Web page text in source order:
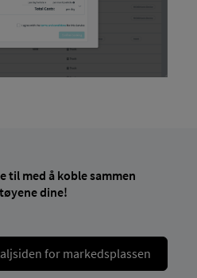
til med å koble sammen
dine!
for markedsplassen